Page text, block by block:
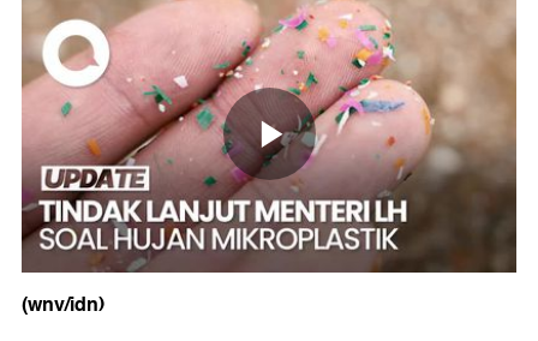
(wnv/idn)